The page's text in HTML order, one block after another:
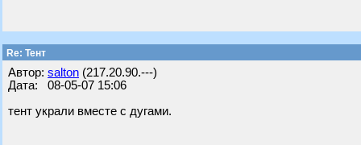
Re: Тент
Автор: salton (217.20.90.---)
Дата: 08-05-07 15:06
тент украли вместе с дугами.